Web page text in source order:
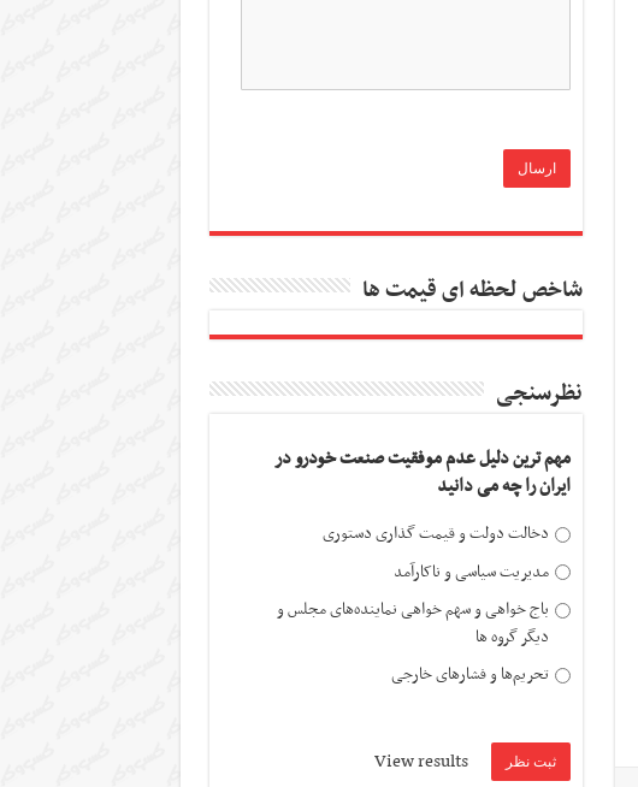
شاخص لحظه ای قیمت ها
نظرسنجی
مهم ترین دلیل عدم موفقیت صنعت خودرو در
ایران را چه می دانید
دخالت دولت و قیمت گذاری دستوری
مدیریت سیاسی و ناکارآمد
باج خواهی و سهم خواهی نماینده‌های مجلس و
دیگر گروه ها
تحریم‌ها و فشارهای خارجی
View results